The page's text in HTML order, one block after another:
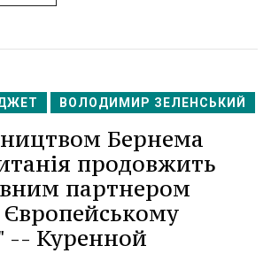
ВОЛОДИМИР ЗЕЛЕНСЬКИЙ
Бернема
продовжить
партнером
-- Куренной